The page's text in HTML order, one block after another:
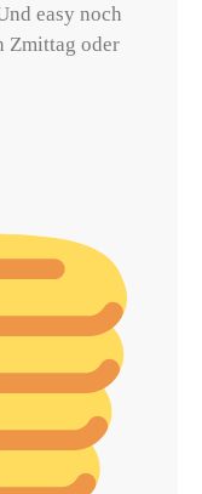
easy noch
Zmittag oder